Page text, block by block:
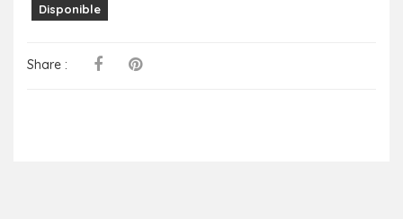
Disponible
Share :